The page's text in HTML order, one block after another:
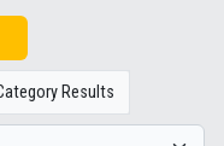
Results